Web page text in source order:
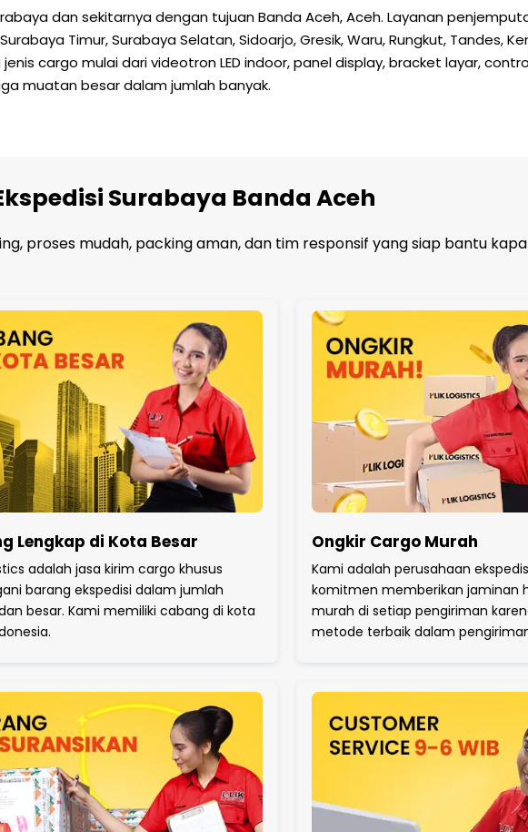
dan sekitarnya dengan tujuan Banda Aceh, Aceh. Layanan
Timur, Surabaya Selatan, Sidoarjo, Gresik, Waru, Rungkut, Tandes,
cargo mulai dari videotron LED indoor, panel display, bracket layar,
muatan besar dalam jumlah banyak.
Surabaya Banda Aceh
proses mudah, packing aman, dan tim responsif yang siap bantu
Lengkap di Kota Besar
adalah jasa kirim cargo khusus
barang ekspedisi dalam jumlah
besar. Kami memiliki cabang di kota
Ongkir Cargo Murah
Kami adalah perusahaan
komitmen memberikan jaminan
murah di setiap pengiriman
metode terbaik dalam